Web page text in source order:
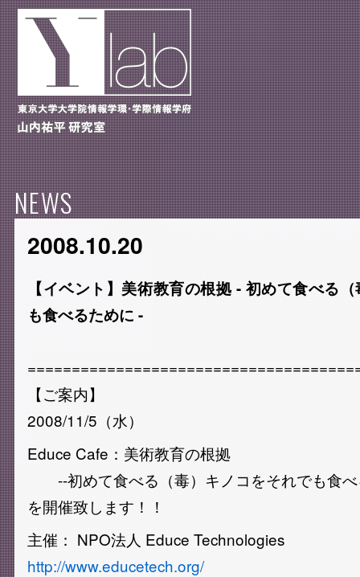
NEWS
2008.10.20
【イベント】美術教育の根拠 - 初めて食べる
も食べるために -
【ご案内】
2008/11/5（水）
Educe Cafe：美術教育の根拠
--初めて食べる（毒）キノコをそれでも食べ
を開催致します！！
主催： NPO法人 Educe Technologies
http://www.educetech.org/